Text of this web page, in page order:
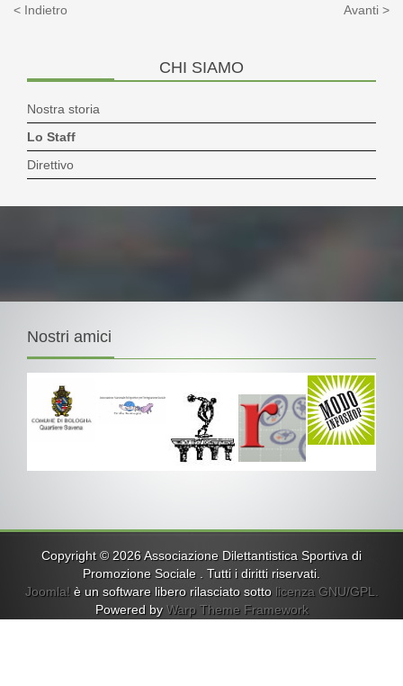
< Indietro Avanti >
CHI SIAMO
Nostra storia
Lo Staff
Direttivo
Nostri amici
Copyright © 2026 Associazione Dilettantistica Sportiva di
Promozione Sociale . Tutti i diritti riservati.
Joomla!è un software libero rilasciato sotto licenza GNU/GPL.
Powered byWarp Theme Framework